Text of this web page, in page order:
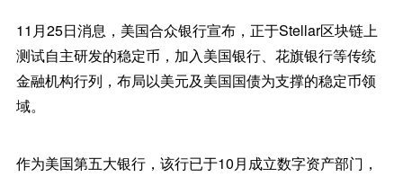
11月25日消息，美国合众银行宣布，正于Stellar区块链上
测试自主研发的稳定币，加入美国银行、花旗银行等传统
金融机构行列，布局以美元及美国国债为支撑的稳定币领
域。
作为美国第五大银行，该行已于10月成立数字资产部门，